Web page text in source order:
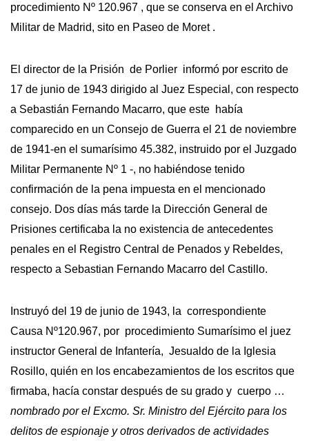
procedimiento Nº 120.967 , que se conserva en el Archivo
Militar de Madrid, sito en Paseo de Moret .
El director de la Prisión de Porlier informó por escrito de
17 de junio de 1943 dirigido al Juez Especial, con respecto
a Sebastián Fernando Macarro, que este había
comparecido en un Consejo de Guerra el 21 de noviembre
de 1941-en el sumarísimo 45.382, instruido por el Juzgado
Militar Permanente Nº 1 -, no habiéndose tenido
confirmación de la pena impuesta en el mencionado
consejo. Dos días más tarde la Dirección General de
Prisiones certificaba la no existencia de antecedentes
penales en el Registro Central de Penados y Rebeldes,
respecto a Sebastian Fernando Macarro del Castillo.
Instruyó del 19 de junio de 1943, la correspondiente
Causa Nº120.967, por procedimiento Sumarísimo el juez
instructor General de Infantería, Jesualdo de la Iglesia
Rosillo, quién en los encabezamientos de los escritos que
firmaba, hacía constar después de su grado y cuerpo …
nombrado por el Excmo. Sr. Ministro del Ejército para los
delitos de espionaje y otros derivados de actividades